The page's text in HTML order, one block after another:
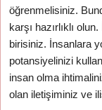
öğrenmelisiniz.
karşı hazırlıklı
birisiniz. İnsanlara
potansiyelinizi
insan olma
olan iletişiminiz ve